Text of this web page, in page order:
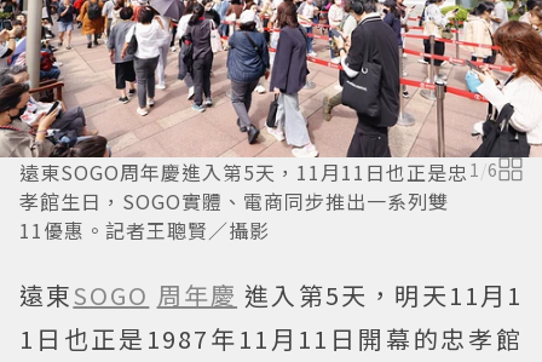
遠東SOGO周年慶進入第5天，11月11日也正是忠
孝館生日，SOGO實體、電商同步推出一系列雙
11優惠。記者王聰賢／攝影
1 /6
遠東SOGO 周年慶 進入第5天，明天11月1
1日也正是1987年11月11日開幕的忠孝館